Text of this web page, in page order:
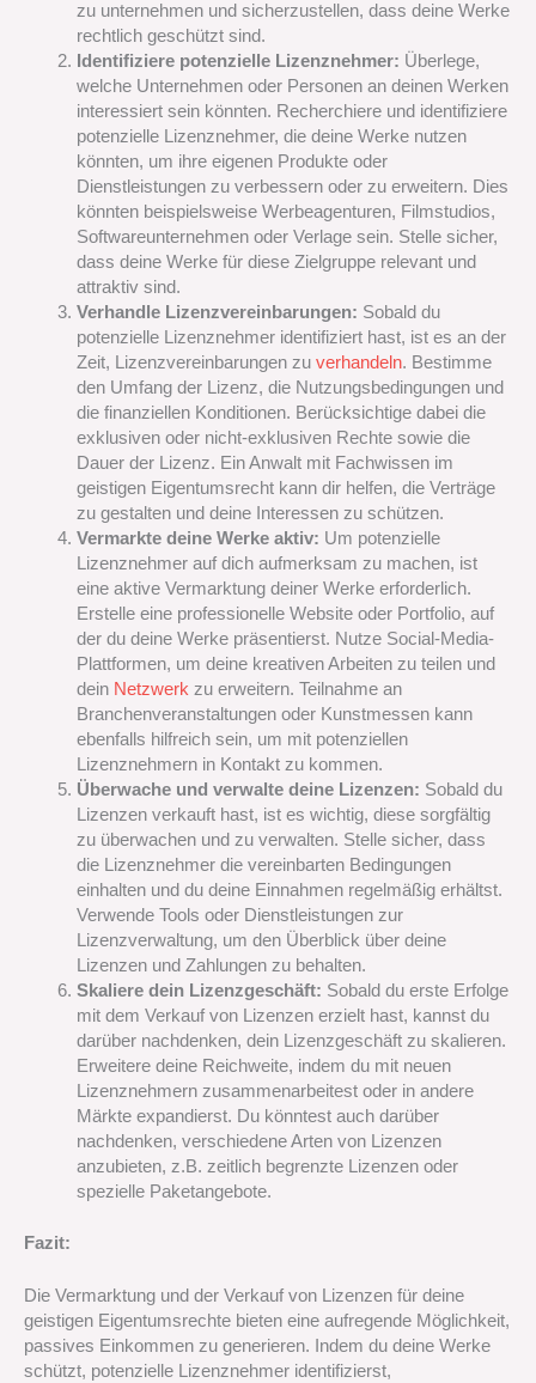
zu unternehmen und sicherzustellen, dass deine Werke
rechtlich geschützt sind.
Identifiziere potenzielle Lizenznehmer: Überlege,
welche Unternehmen oder Personen an deinen Werken
interessiert sein könnten. Recherchiere und identifiziere
potenzielle Lizenznehmer, die deine Werke nutzen
könnten, um ihre eigenen Produkte oder
Dienstleistungen zu verbessern oder zu erweitern. Dies
könnten beispielsweise Werbeagenturen, Filmstudios,
Softwareunternehmen oder Verlage sein. Stelle sicher,
dass deine Werke für diese Zielgruppe relevant und
attraktiv sind.
Verhandle Lizenzvereinbarungen: Sobald du
potenzielle Lizenznehmer identifiziert hast, ist es an der
Zeit, Lizenzvereinbarungen zu verhandeln. Bestimme
den Umfang der Lizenz, die Nutzungsbedingungen und
die finanziellen Konditionen. Berücksichtige dabei die
exklusiven oder nicht-exklusiven Rechte sowie die
Dauer der Lizenz. Ein Anwalt mit Fachwissen im
geistigen Eigentumsrecht kann dir helfen, die Verträge
zu gestalten und deine Interessen zu schützen.
Vermarkte deine Werke aktiv: Um potenzielle
Lizenznehmer auf dich aufmerksam zu machen, ist
eine aktive Vermarktung deiner Werke erforderlich.
Erstelle eine professionelle Website oder Portfolio, auf
der du deine Werke präsentierst. Nutze Social-Media-
Plattformen, um deine kreativen Arbeiten zu teilen und
dein Netzwerk zu erweitern. Teilnahme an
Branchenveranstaltungen oder Kunstmessen kann
ebenfalls hilfreich sein, um mit potenziellen
Lizenznehmern in Kontakt zu kommen.
Überwache und verwalte deine Lizenzen: Sobald du
Lizenzen verkauft hast, ist es wichtig, diese sorgfältig
zu überwachen und zu verwalten. Stelle sicher, dass
die Lizenznehmer die vereinbarten Bedingungen
einhalten und du deine Einnahmen regelmäßig erhältst.
Verwende Tools oder Dienstleistungen zur
Lizenzverwaltung, um den Überblick über deine
Lizenzen und Zahlungen zu behalten.
Skaliere dein Lizenzgeschäft: Sobald du erste Erfolge
mit dem Verkauf von Lizenzen erzielt hast, kannst du
darüber nachdenken, dein Lizenzgeschäft zu skalieren.
Erweitere deine Reichweite, indem du mit neuen
Lizenznehmern zusammenarbeitest oder in andere
Märkte expandierst. Du könntest auch darüber
nachdenken, verschiedene Arten von Lizenzen
anzubieten, z.B. zeitlich begrenzte Lizenzen oder
spezielle Paketangebote.
Fazit:
Die Vermarktung und der Verkauf von Lizenzen für deine
geistigen Eigentumsrechte bieten eine aufregende Möglichkeit,
passives Einkommen zu generieren. Indem du deine Werke
schützt, potenzielle Lizenznehmer identifizierst,